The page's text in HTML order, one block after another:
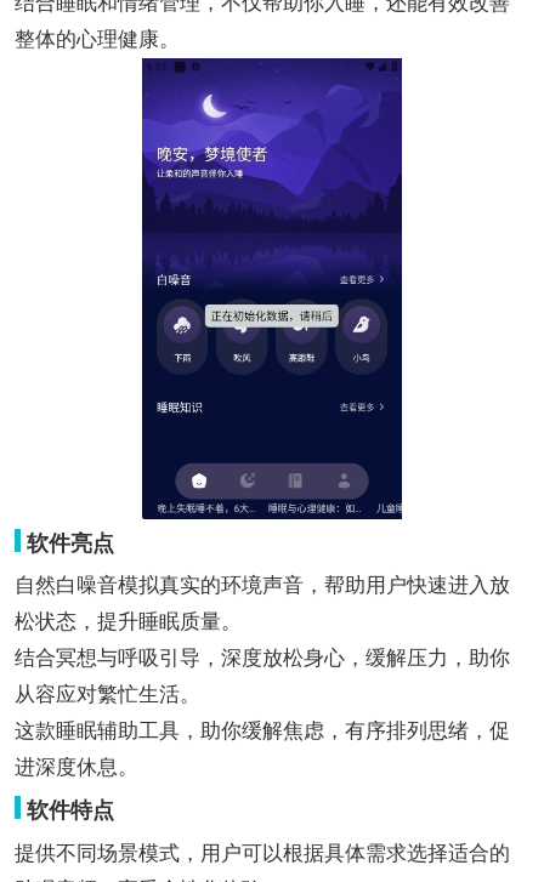
整体的心理健康。
软件亮点
自然白噪音模拟真实的环境声音，帮助用户快速进入放
松状态，提升睡眠质量。
结合冥想与呼吸引导，深度放松身心，缓解压力，助你
从容应对繁忙生活。
这款睡眠辅助工具，助你缓解焦虑，有序排列思绪，促
进深度休息。
软件特点
提供不同场景模式，用户可以根据具体需求选择适合的